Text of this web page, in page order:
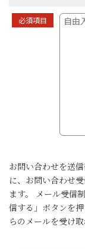
必須項目
お問い合わせを送
に、お問い合わせ
ます。 メール受信
信する」ボタンを
らのメールを受け